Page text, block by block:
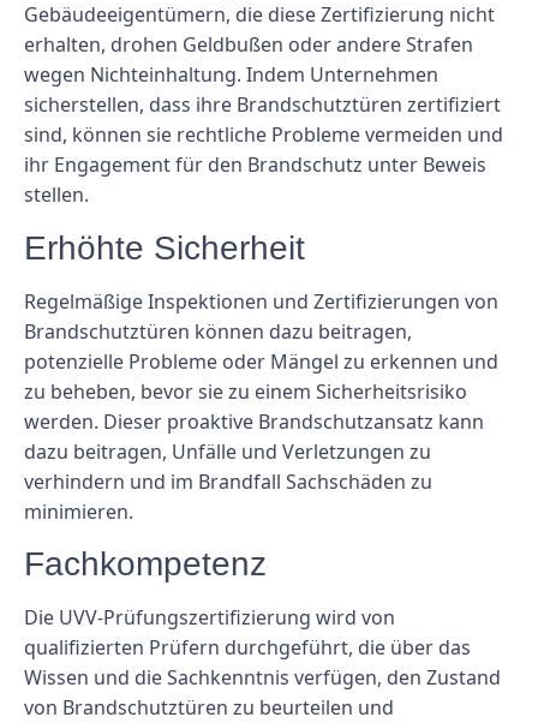
Gebäudeeigentümern, die diese Zertifizierung nicht
erhalten, drohen Geldbußen oder andere Strafen
wegen Nichteinhaltung. Indem Unternehmen
sicherstellen, dass ihre Brandschutztüren zertifiziert
sind, können sie rechtliche Probleme vermeiden und
ihr Engagement für den Brandschutz unter Beweis
stellen.
Erhöhte Sicherheit
Regelmäßige Inspektionen und Zertifizierungen von
Brandschutztüren können dazu beitragen,
potenzielle Probleme oder Mängel zu erkennen und
zu beheben, bevor sie zu einem Sicherheitsrisiko
werden. Dieser proaktive Brandschutzansatz kann
dazu beitragen, Unfälle und Verletzungen zu
verhindern und im Brandfall Sachschäden zu
minimieren.
Fachkompetenz
Die UVV-Prüfungszertifizierung wird von
qualifizierten Prüfern durchgeführt, die über das
Wissen und die Sachkenntnis verfügen, den Zustand
von Brandschutztüren zu beurteilen und